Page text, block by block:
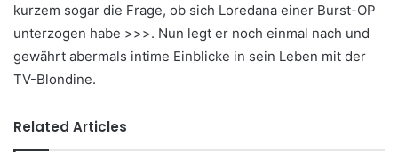
kurzem sogar die Frage, ob sich Loredana einer Burst-OP
unterzogen habe >>>. Nun legt er noch einmal nach und
gewährt abermals intime Einblicke in sein Leben mit der
TV-Blondine.
Related Articles